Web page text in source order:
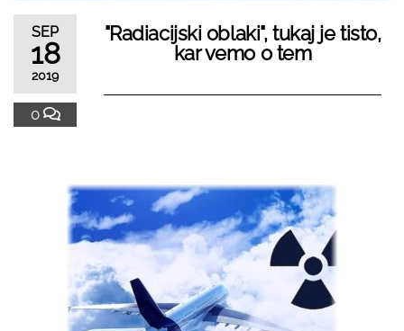
SEP
18
2019
0
"Radiacijski oblaki", tukaj je tisto,
kar vemo o tem